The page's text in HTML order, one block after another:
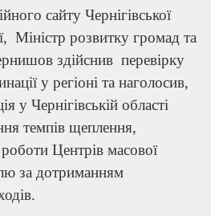
сайту Чернігівської
Міністр розвитку громад та
здійснив перевірку
у регіоні та наголосив,
у Чернігівській області
темпів щеплення,
Центрів масової
за дотриманням